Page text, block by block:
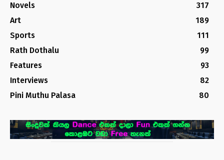
Novels
317
Art
189
Sports
111
Rath Dothalu
99
Features
93
Interviews
82
Pini Muthu Palasa
80